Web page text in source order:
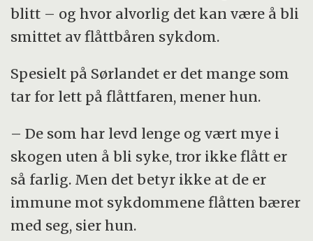
blitt – og hvor alvorlig det kan være å bli
smittet av flåttbåren sykdom.
Spesielt på Sørlandet er det mange som
tar for lett på flåttfaren, mener hun.
– De som har levd lenge og vært mye i
skogen uten å bli syke, tror ikke flått er
så farlig. Men det betyr ikke at de er
immune mot sykdommene flåtten bærer
med seg, sier hun.